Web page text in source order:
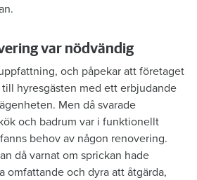
var nödvändig
och påpekar att företaget
hyresgästen med ett erbjudande
Men då svarade
och badrum var i funktionellt
behov av någon renovering.
då varnat om sprickan hade
omfattande och dyra att åtgärda,